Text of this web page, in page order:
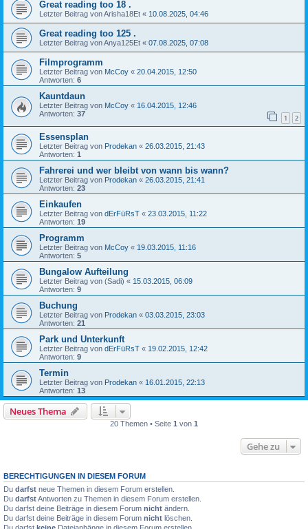
Great reading too 18 .
Letzter Beitrag vonArisha18Et « 10.08.2025, 04:46
Great reading too 125 .
Letzter Beitrag vonAnya125Et « 07.08.2025, 07:08
Filmprogramm
Letzter Beitrag von McCoy « 20.04.2015, 12:50
Antworten: 6
Kauntdaun
Letzter Beitrag von McCoy « 16.04.2015, 12:46
Antworten: 37 1 2
Essensplan
Letzter Beitrag von Prodekan « 26.03.2015, 21:43
Antworten: 1
Fahrerei und wer bleibt von wann bis wann?
Letzter Beitrag von Prodekan « 26.03.2015, 21:41
Antworten: 23
Einkaufen
Letzter Beitrag von dErFüRsT « 23.03.2015, 11:22
Antworten: 19
Programm
Letzter Beitrag von McCoy « 19.03.2015, 11:16
Antworten: 5
Bungalow Aufteilung
Letzter Beitrag von (Sadi) « 15.03.2015, 06:09
Antworten: 9
Buchung
Letzter Beitrag von Prodekan « 03.03.2015, 23:03
Antworten: 21
Park und Unterkunft
Letzter Beitrag von dErFüRsT « 19.02.2015, 12:42
Antworten: 9
Termin
Letzter Beitrag von Prodekan « 16.01.2015, 22:13
Antworten: 13
Neues Thema
20 Themen • Seite 1 von 1
Gehe zu
BERECHTIGUNGEN IN DIESEM FORUM
Du darfst neue Themen in diesem Forum erstellen.
Du darfstAntworten zu Themen in diesem Forum erstellen.
Du darfst deine Beiträge in diesem Forum nicht ändern.
Du darfst deine Beiträge in diesem Forum nicht löschen.